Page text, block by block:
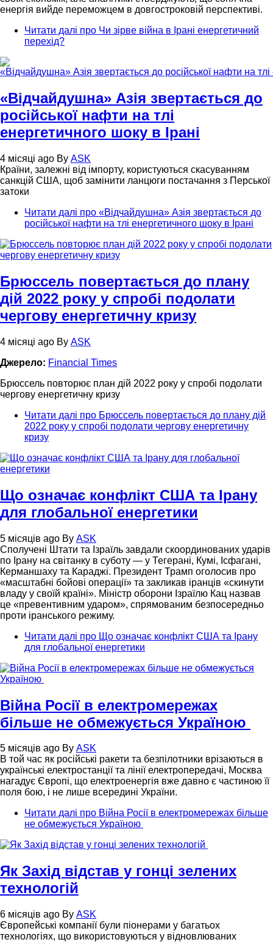
енергія вийде переможцем в довгостроковій перспективі.
Читати далі про Чи зірве війна в Ірані енергетичний
перехід?
«Відчайдушна» Азія звертається до
російської нафти на тлі
енергетичного шоку в Ірані
4 місяці ago By ASK
Країни, залежні від імпорту, користуються скасуванням
санкцій США, щоб замінити ланцюги постачання з Перської
затоки
Читати далі про «Відчайдушна» Азія звертається до
російської нафти на тлі енергетичного шоку в Ірані
Брюссель повертається до плану
дій 2022 року у спробі подолати
чергову енергетичну кризу
4 місяці ago By ASK
Джерело: Financial Times
Брюссель повторює план дій 2022 року у спробі подолати
чергову енергетичну кризу
Читати далі про Брюссель повертається до плану дій
2022 року у спробі подолати чергову енергетичну
кризу
Що означає конфлікт США та Ірану
для глобальної енергетики
5 місяців ago By ASK
Сполучені Штати та Ізраїль завдали скоординованих ударів
по Ірану на світанку в суботу — у Тегерані, Кумі, Ісфагані,
Керманшаху та Караджі. Президент Трамп оголосив про
«масштабні бойові операції» та закликав іранців «скинути
владу у своїй країні». Міністр оборони Ізраїлю Кац назвав
це «превентивним ударом», спрямованим безпосередньо
проти іранського режиму.
Читати далі про Що означає конфлікт США та Ірану
для глобальної енергетики
Війна Росії в електромережах
більше не обмежується Україною
5 місяців ago By ASK
В той час як російські ракети та безпілотники врізаються в
українські електростанції та лінії електропередачі, Москва
нагадує Європі, що електроенергія вже давно є частиною її
поля бою, і не лише всередині України.
Читати далі про Війна Росії в електромережах більше
не обмежується Україною
Як Захід відстав у гонці зелених
технологій
6 місяців ago By ASK
Європейські компанії були піонерами у багатьох
технологіях, що використовуються у відновлюваних